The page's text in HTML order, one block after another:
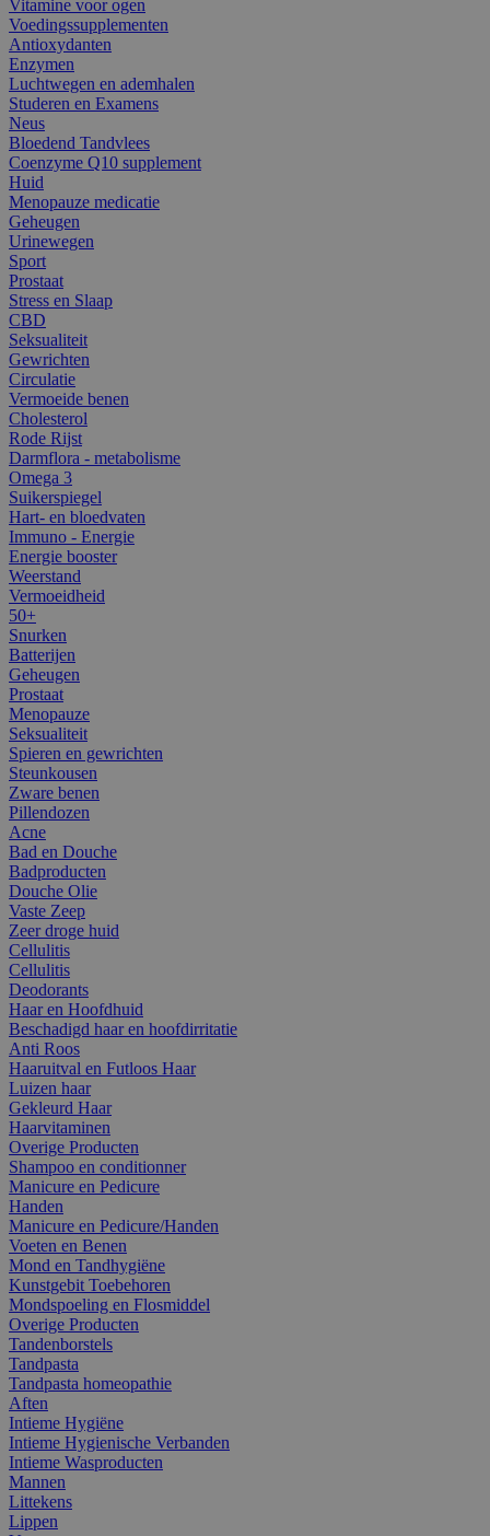
Vitamine voor ogen
Voedingssupplementen
Antioxydanten
Enzymen
Luchtwegen en ademhalen
Studeren en Examens
Neus
Bloedend Tandvlees
Coenzyme Q10 supplement
Huid
Menopauze medicatie
Geheugen
Urinewegen
Sport
Prostaat
Stress en Slaap
CBD
Seksualiteit
Gewrichten
Circulatie
Vermoeide benen
Cholesterol
Rode Rijst
Darmflora - metabolisme
Omega 3
Suikerspiegel
Hart- en bloedvaten
Immuno - Energie
Energie booster
Weerstand
Vermoeidheid
50+
Snurken
Batterijen
Geheugen
Prostaat
Menopauze
Seksualiteit
Spieren en gewrichten
Steunkousen
Zware benen
Pillendozen
Acne
Bad en Douche
Badproducten
Douche Olie
Vaste Zeep
Zeer droge huid
Cellulitis
Cellulitis
Deodorants
Haar en Hoofdhuid
Beschadigd haar en hoofdirritatie
Anti Roos
Haaruitval en Futloos Haar
Luizen haar
Gekleurd Haar
Haarvitaminen
Overige Producten
Shampoo en conditionner
Manicure en Pedicure
Handen
Manicure en Pedicure/Handen
Voeten en Benen
Mond en Tandhygiëne
Kunstgebit Toebehoren
Mondspoeling en Flosmiddel
Overige Producten
Tandenborstels
Tandpasta
Tandpasta homeopathie
Aften
Intieme Hygiëne
Intieme Hygienische Verbanden
Intieme Wasproducten
Mannen
Littekens
Lippen